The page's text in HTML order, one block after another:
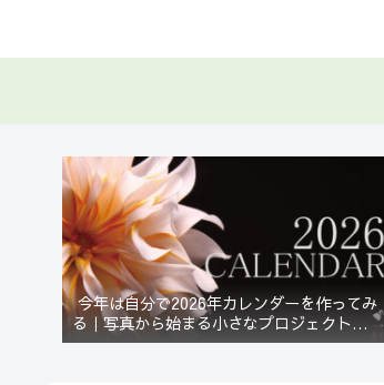
今年は自分で2026年カレンダーを作ってみ
る｜写真から始まる小さなプロジェクト【一
灯花】